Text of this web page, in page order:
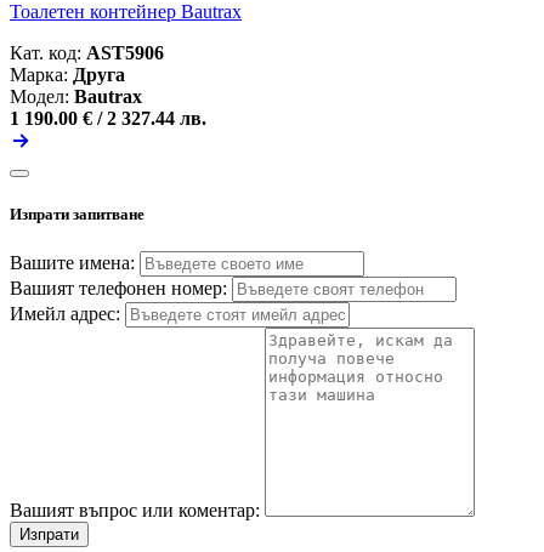
Тоалетен контейнер Bautrax
Кат. код: AST5906
Марка: Друга
Модел: Bautrax
1 190.00 € / 2 327.44 лв.
Изпрати запитване
Вашите имена:
Вашият телефонен номер:
Имейл адрес:
Вашият въпрос или коментар:
Изпрати